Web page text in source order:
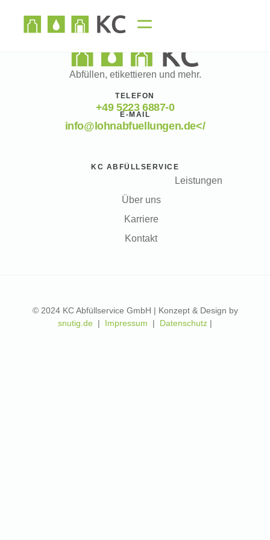
Abfüllen, etikettieren und mehr.
TELEFON
+49 5223 6887-0
E-MAIL
info@lohnabfuellungen.de</
KC ABFÜLLSERVICE
Leistungen
Über uns
Karriere
Kontakt
© 2024 KC Abfüllservice GmbH | Konzept & Design by
snutig.de | Impressum | Datenschutz |